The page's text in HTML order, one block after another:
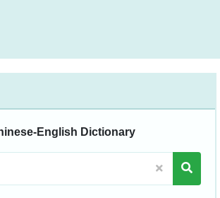
English Dictionary